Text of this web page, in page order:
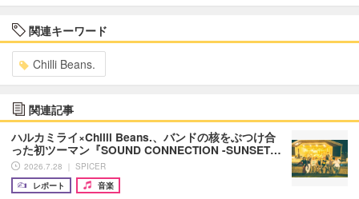
関連キーワード
Chilli Beans.
関連記事
ハルカミライ×Chilli Beans.、バンドの核をぶつけ合
った初ツーマン『SOUND CONNECTION -SUNSET…
2026.7.28 ｜ SPICER
レポート
音楽